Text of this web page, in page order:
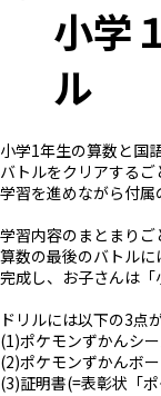
小学
ル
小学1年生の算数と国
バトルをクリアする
学習を進めながら付
学習内容のまとまり
算数の最後のバトル
完成し、お子さんは「
ドリルには以下の3点
(1)ポケモンずかんシ
(2)ポケモンずかんボ
(3)証明書(=表彰状「